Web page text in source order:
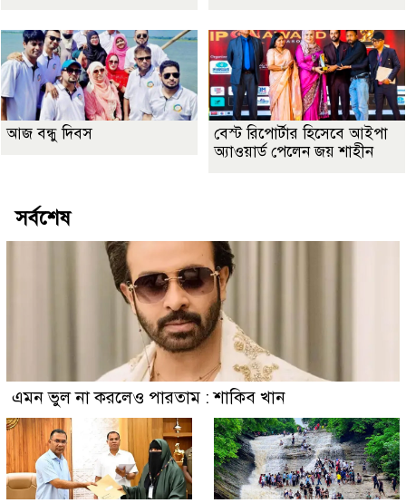
আজ বন্ধু দিবস
বেস্ট রিপোর্টার হিসেবে আইপা
অ্যাওয়ার্ড পেলেন জয় শাহীন
সর্বশেষ
এমন ভুল না করলেও পারতাম : শাকিব খান